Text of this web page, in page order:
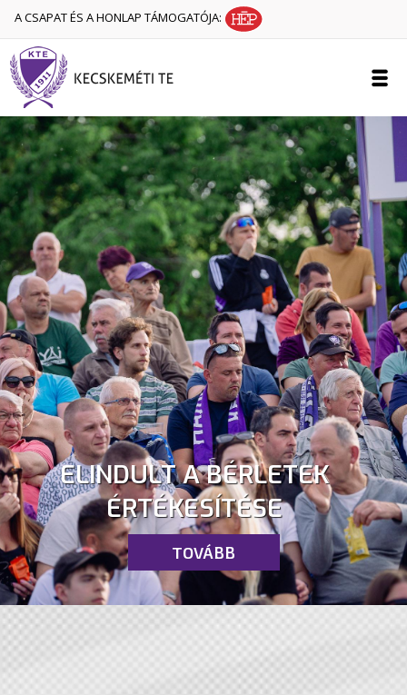
A CSAPAT ÉS A HONLAP TÁMOGATÓJA:
ELINDULT A BÉRLETEK
ÉRTÉKESÍTÉSE
TOVÁBB